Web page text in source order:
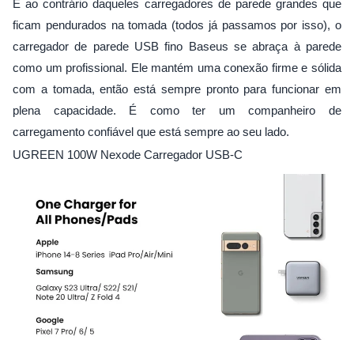
E ao contrário daqueles carregadores de parede grandes que
ficam pendurados na tomada (todos já passamos por isso), o
carregador de parede USB fino Baseus se abraça à parede
como um profissional. Ele mantém uma conexão firme e sólida
com a tomada, então está sempre pronto para funcionar em
plena capacidade. É como ter um companheiro de
carregamento confiável que está sempre ao seu lado.
UGREEN 100W Nexode Carregador USB-C